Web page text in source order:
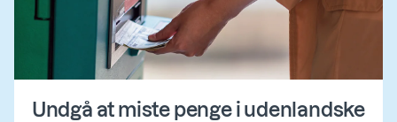
Undgå at miste penge i udenlandske